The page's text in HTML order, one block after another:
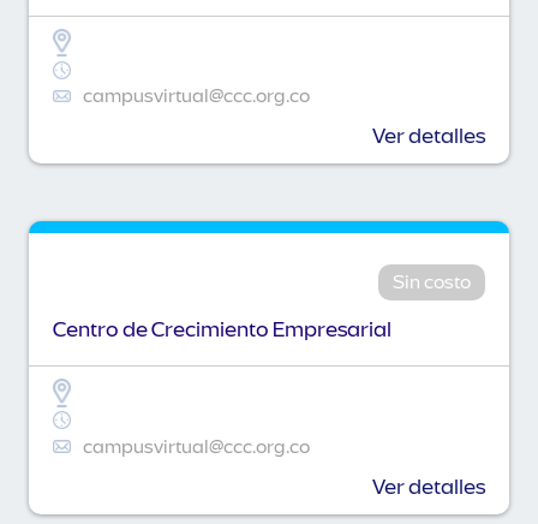
campusvirtual@ccc.org.co
Ver detalles
Sin costo
Centro de Crecimiento Empresarial
campusvirtual@ccc.org.co
Ver detalles